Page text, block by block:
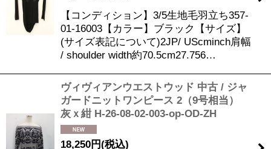
【コンディション】3/5生地毛羽立ち357-
01-16003【カラー】ブラック【サイズ】
(サイズ表記について)2JP/ UScminch肩幅
/ shoulder width約70.5cm27.756…
ヴィヴィアンウエストウッド 中古 / ジャ
ガードニットワンピース 2（9号相当）
灰ｘ紺 H-26-08-02-003-op-OD-ZH
18,250円(税込)